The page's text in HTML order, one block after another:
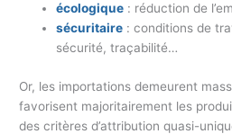
écologique : réduction de
sécuritaire : conditions de
sécurité, traçabilité…
Or, les importations demeurent
favorisent majoritairement les
des critères d’attribution quasi-